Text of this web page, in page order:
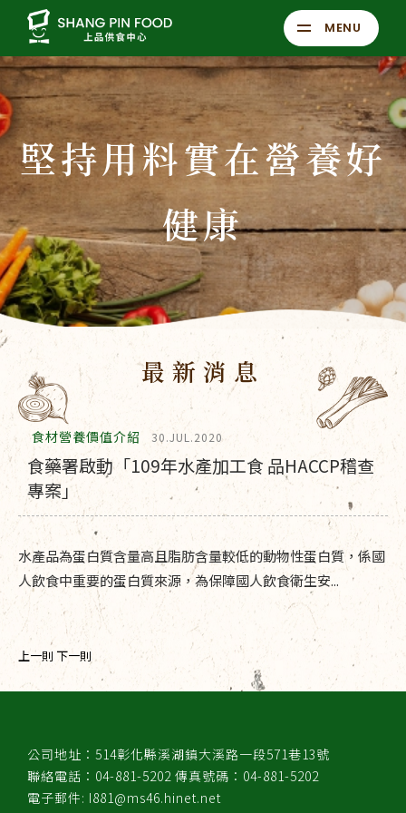
MENU
堅持用料實在營養好
健康
最新消息
食材營養價值介紹 30.JUL.2020
食藥署啟動「109年水產加工食 品HACCP稽查
專案」
水產品為蛋白質含量高且脂肪含量較低的動物性蛋白質，係國
人飲食中重要的蛋白質來源，為保障國人飲食衛生安...
上一則 下一則
公司地址：514彰化縣溪湖鎮大溪路一段571巷13號
聯絡電話：04-881-5202 傳真號碼：04-881-5202
電子郵件: I881@ms46.hinet.net